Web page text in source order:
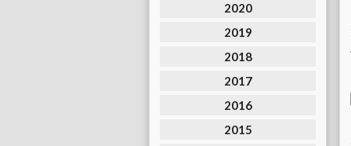
2020
2019
2018
2017
2016
2015